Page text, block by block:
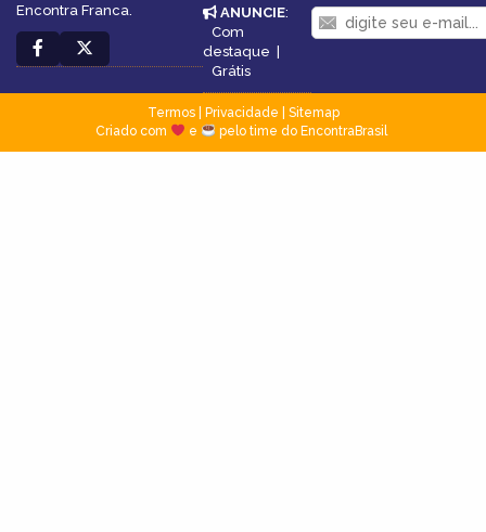
Encontra Franca.
ANUNCIE:
Com
destaque |
Grátis
Termos| Privacidade
Sitemap
Criado com
e pelo time do EncontraBrasil